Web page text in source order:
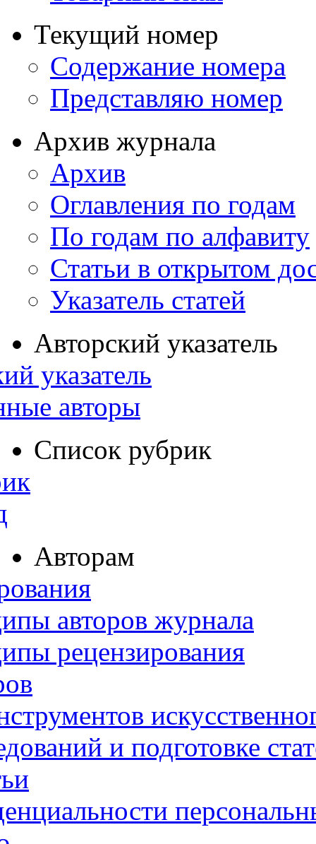
Текущий номер
Содержание номера
Представляю номер
Архив журнала
Архив
Оглавления по годам
По годам по алфавиту
Статьи в открытом
Указатель статей
Авторский указатель
указатель
авторы
Список рубрик
Авторам
авторов журнала
рецензирования
и подготовке